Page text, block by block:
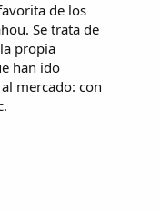
de los
Se trata de
propia
han ido
mercado: con